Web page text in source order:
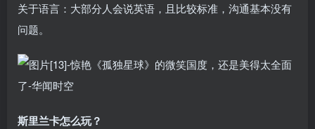
关于语言：大部分人会说英语，且比较标准，沟通基本没有
问题。
斯里兰卡怎么玩？